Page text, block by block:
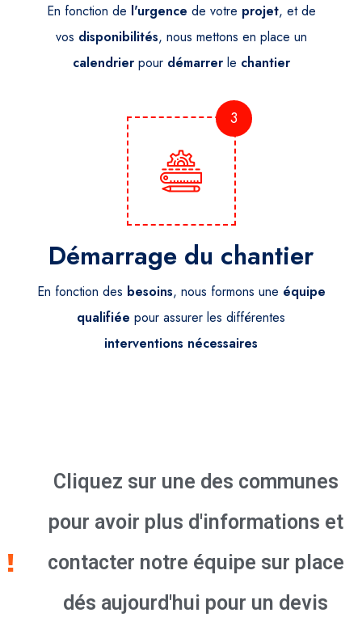
En fonction de l'urgence de votre projet, et de
vos disponibilités, nous mettons en place un
calendrierpour démarrerle chantier
3
Démarrage du chantier
En fonction des besoins, nous formons une équipe
qualifiée pour assurer les différentes
interventions nécessaires
Cliquez sur une des communes
pour avoir plus d'informations et
contacter notre équipe sur place
dés aujourd'hui pour un devis